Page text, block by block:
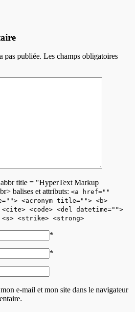
pas publiée. Les champs obligatoires
title = "HyperText Markup
balises et attributs: <a href=""
<acronym title=""> <b>
<code> <del datetime="">
<strike> <strong>
*
*
e-mail et mon site dans le navigateur